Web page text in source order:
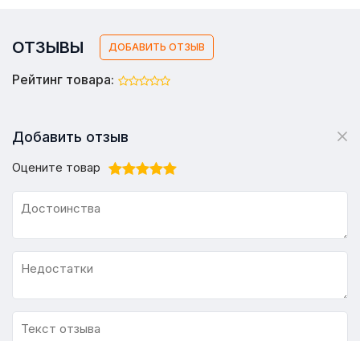
ОТЗЫВЫ ДОБАВИТЬ ОТЗЫВ
Рейтинг товара:
Добавить отзыв
Оцените товар